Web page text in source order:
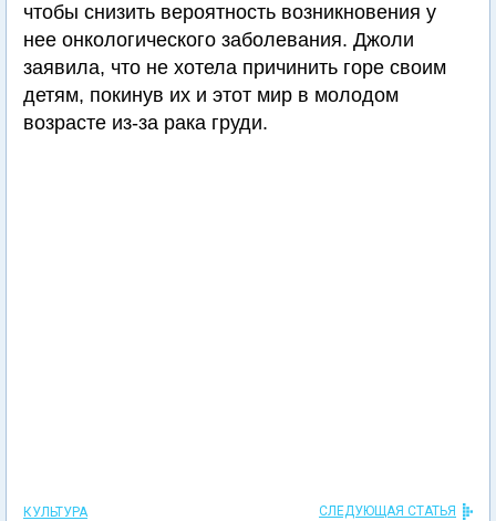
чтобы снизить вероятность возникновения у
нее онкологического заболевания. Джоли
заявила, что не хотела причинить горе своим
детям, покинув их и этот мир в молодом
возрасте из-за рака груди.
КУЛЬТУРА СЛЕДУЮЩАЯ СТАТЬЯ